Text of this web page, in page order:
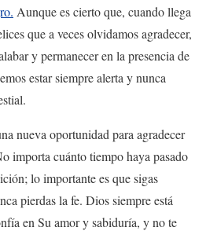
Aunque es cierto que, cuando llega
que a veces olvidamos agradecer,
y permanecer en la presencia de
estar siempre alerta y nunca
nueva oportunidad para agradecer
importa cuánto tiempo haya pasado
lo importante es que sigas
pierdas la fe. Dios siempre está
en Su amor y sabiduría, y no te